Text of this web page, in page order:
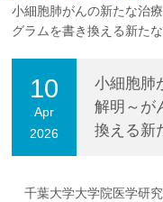
教育
入学案内
社会貢献
小細胞肺がんの新たな治
グラムを書き換える新た
10
Apr
2026
小細胞肺
解明～が
換える新
千葉大学大学院医学研